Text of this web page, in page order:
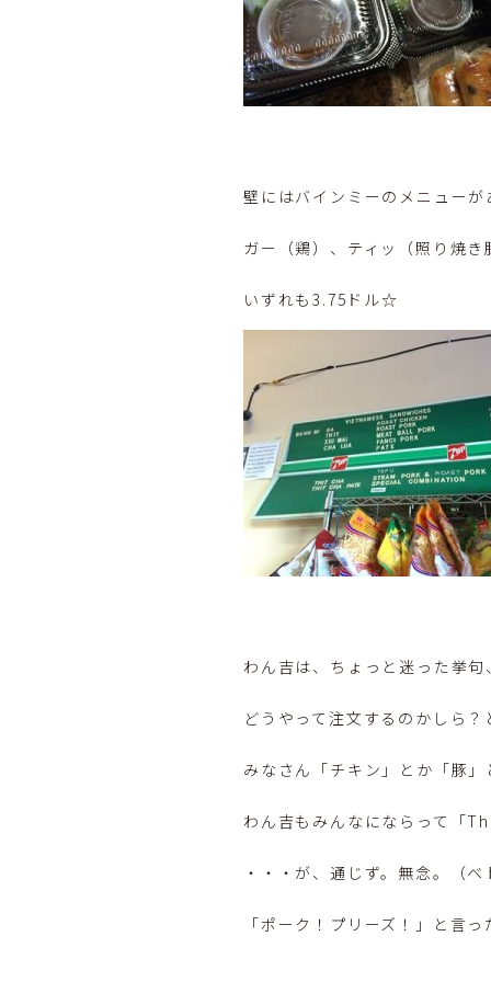
壁にはバインミーのメニュー
ガー（鶏）、ティッ（照り焼
いずれも3.75ドル☆
わん吉は、ちょっと迷った挙
どうやって注文するのかしら
みなさん「チキン」とか「豚
わん吉もみんなにならって「
・・・が、通じず。無念。（
「ポーク！プリーズ！」と言